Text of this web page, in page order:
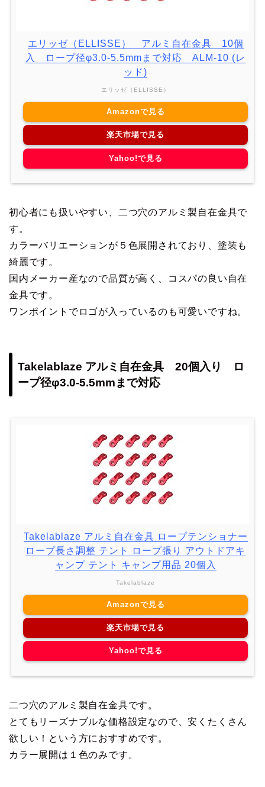
エリッゼ（ELLISSE） アルミ自在金具 10個
入 ロープ径φ3.0-5.5mmまで対応 ALM-10 (レ
ッド)
エリッゼ（ELLISSE）
Amazonで見る
楽天市場で見る
Yahoo!で見る
初心者にも扱いやすい、二つ穴のアルミ製自在金具で
す。
カラーバリエーションが５色展開されており、塗装も
綺麗です。
国内メーカー産なので品質が高く、コスパの良い自在
金具です。
ワンポイントでロゴが入っているのも可愛いですね。
Takelablaze アルミ自在金具 20個入り ロ
ープ径φ3.0-5.5mmまで対応
Takelablaze アルミ自在金具 ロープテンショナー
ロープ長さ調整 テント ロープ張り アウトドアキ
ャンプ テント キャンプ用品 20個入
Takelablaze
Amazonで見る
楽天市場で見る
Yahoo!で見る
二つ穴のアルミ製自在金具です。
とてもリーズナブルな価格設定なので、安くたくさん
欲しい！という方におすすめです。
カラー展開は１色のみです。